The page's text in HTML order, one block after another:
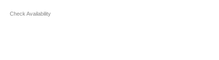
Check Availability